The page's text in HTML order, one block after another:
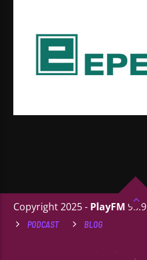
Copyright 2025 - PlayFM 95.9
PODCAST BLOG